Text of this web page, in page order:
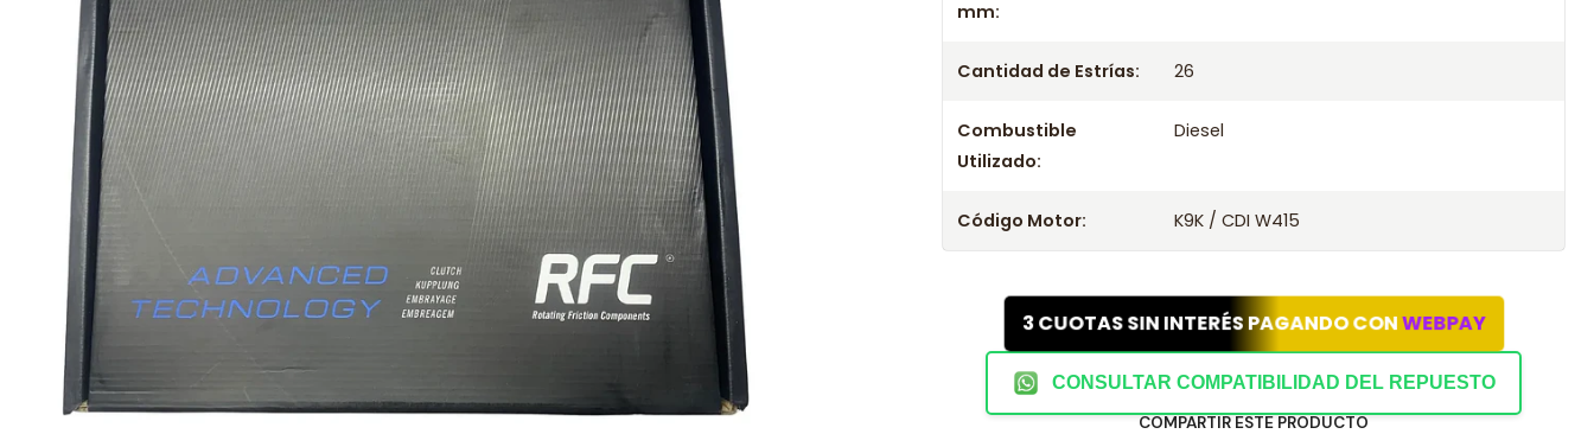
mm:
Cantidad de Estrías: 26
Combustible
Utilizado:
Diesel
Código Motor: K9K / CDI W415
3 CUOTAS SIN INTERÉS PAGANDO CONWEBPAY
CONSULTAR COMPATIBILIDAD DEL REPUESTO
COMPARTIR ESTE PRODUCTO